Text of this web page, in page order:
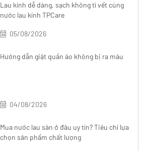
Lau kính dễ dàng, sạch không tì vết cùng
nước lau kính TPCare
05/08/2026
Hướng dẫn giặt quần áo không bị ra màu
04/08/2026
Mua nước lau sàn ở đâu uy tín? Tiêu chí lựa
chọn sản phẩm chất lượng